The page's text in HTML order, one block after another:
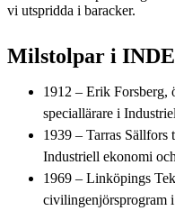
vi utspridda i baracker.
Milstolpar i
1912 – Erik Forsberg,
speciallärare i
1939 – Tarras Sällfors
Industriell ekonomi
1969 – Linköpings
civilingenjörsprogram